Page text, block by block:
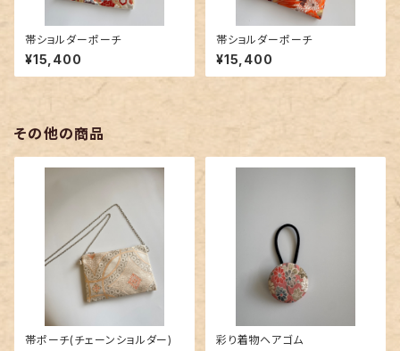
帯ショルダーポーチ
¥15,400
帯ショルダーポーチ
¥15,400
その他の商品
帯ポーチ(チェーンショルダー) 彩り着物ヘアゴム